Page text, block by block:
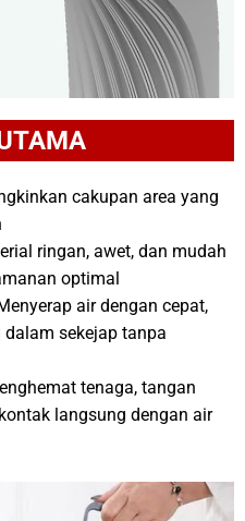
cakupan area yang
ringan, awet, dan mudah
optimal
air dengan cepat,
sekejap tanpa
tenaga, tangan
langsung dengan air